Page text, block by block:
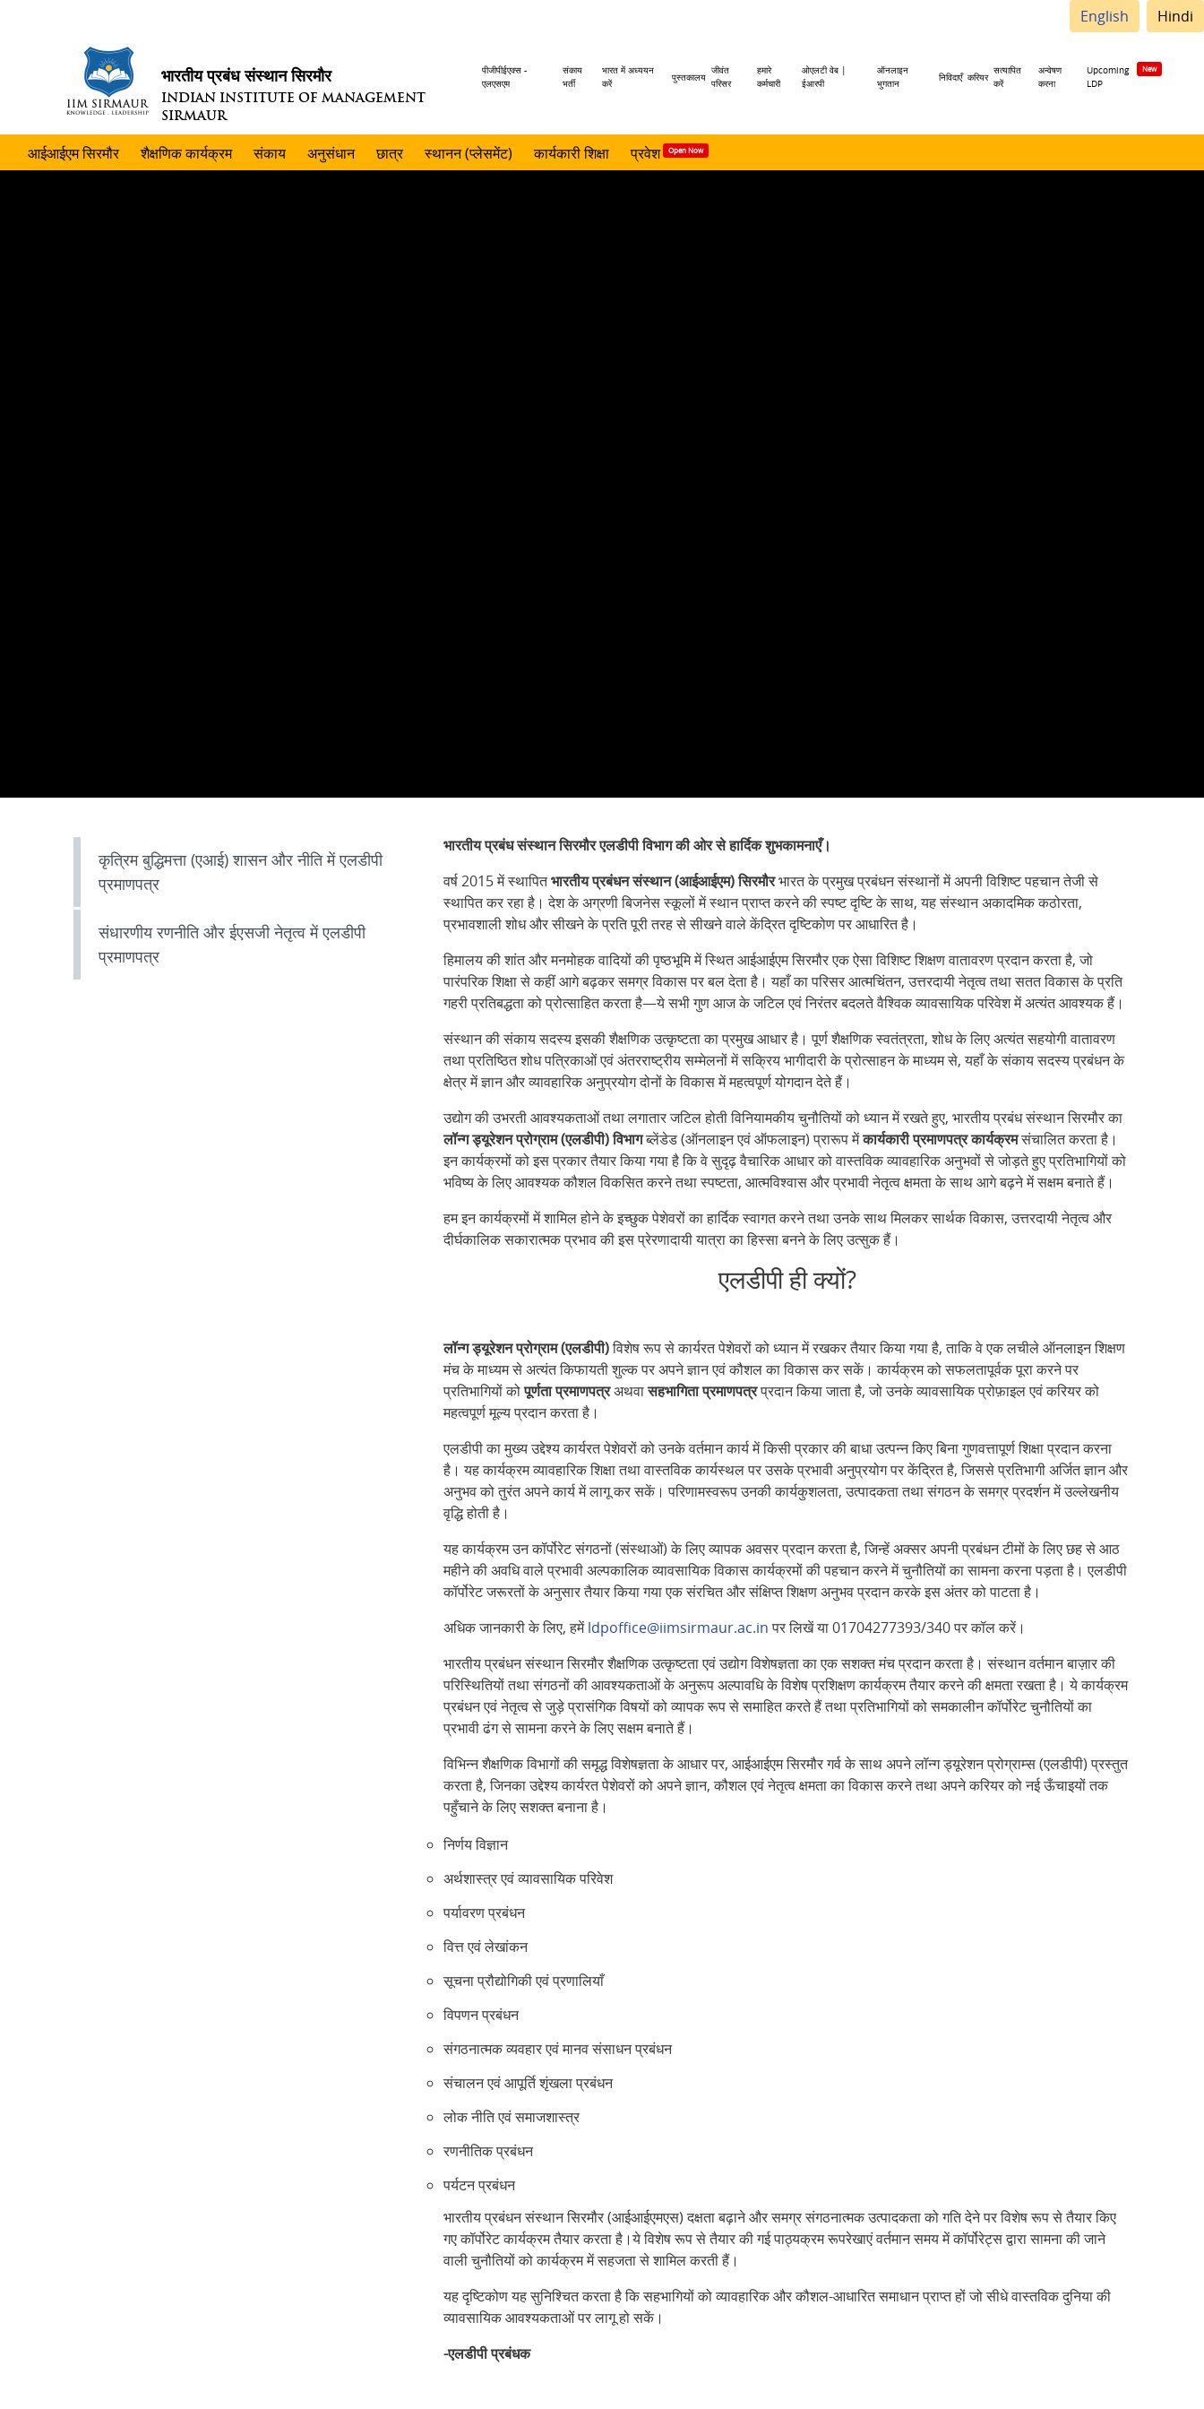
English Hindi
भारतीय प्रबंध संस्थान सिरमौर
INDIAN INSTITUTE OF MANAGEMENT
SIRMAUR
Header
पीजीपीईएक्स -
एलएसएम
संकाय
भर्ती
भारत में अध्ययन
करें
पुस्तकालय
जीवंत
परिसर
हमारे
कर्मचारी
ओएलटी वेब |
ईआरपी
ऑनलाइन
भुगतान
निविदाएँ करियर
सत्यापित
करें
अन्वेषण
करना
Upcoming
LDP
आईआईएम सिरमौर शैक्षणिक कार्यक्रम संकाय अनुसंधान छात्र स्थानन (प्लेसमेंट) कार्यकारी शिक्षा प्रवेश
Left
Menu
LDP
कृत्रिम बुद्धिमत्ता (एआई) शासन और नीति में एलडीपी
प्रमाणपत्र
संधारणीय रणनीति और ईएसजी नेतृत्व में एलडीपी
प्रमाणपत्र
भारतीय प्रबंध संस्थान सिरमौर एलडीपी विभाग की ओर से हार्दिक शुभकामनाएँ।
वर्ष 2015 में स्थापितभारतीय प्रबंधन संस्थान (आईआईएम) सिरमौरभारत के प्रमुख प्रबंधन संस्थानों में अपनी विशिष्ट पहचान तेजी से
स्थापित कर रहा है। देश के अग्रणी बिजनेस स्कूलों में स्थान प्राप्त करने की स्पष्ट दृष्टि के साथ, यह संस्थान अकादमिक कठोरता,
प्रभावशाली शोध और सीखने के प्रति पूरी तरह से सीखने वाले केंद्रित दृष्टिकोण पर आधारित है।
हिमालय की शांत और मनमोहक वादियों की पृष्ठभूमि में स्थित आईआईएम सिरमौर एक ऐसा विशिष्ट शिक्षण वातावरण प्रदान करता है, जो
पारंपरिक शिक्षा से कहीं आगे बढ़कर समग्र विकास पर बल देता है। यहाँ का परिसर आत्मचिंतन, उत्तरदायी नेतृत्व तथा सतत विकास के प्रति
गहरी प्रतिबद्धता को प्रोत्साहित करता है—ये सभी गुण आज के जटिल एवं निरंतर बदलते वैश्विक व्यावसायिक परिवेश में अत्यंत आवश्यक हैं।
संस्थान की संकाय सदस्य इसकी शैक्षणिक उत्कृष्टता का प्रमुख आधार है। पूर्ण शैक्षणिक स्वतंत्रता, शोध के लिए अत्यंत सहयोगी वातावरण
तथा प्रतिष्ठित शोध पत्रिकाओं एवं अंतरराष्ट्रीय सम्मेलनों में सक्रिय भागीदारी के प्रोत्साहन के माध्यम से, यहाँ के संकाय सदस्य प्रबंधन के
क्षेत्र में ज्ञान और व्यावहारिक अनुप्रयोग दोनों के विकास में महत्वपूर्ण योगदान देते हैं।
उद्योग की उभरती आवश्यकताओं तथा लगातार जटिल होती विनियामकीय चुनौतियों को ध्यान में रखते हुए, भारतीय प्रबंध संस्थान सिरमौर का
लॉन्ग ड्यूरेशन प्रोग्राम (एलडीपी) विभागब्लेंडेड (ऑनलाइन एवं ऑफलाइन) प्रारूप मेंकार्यकारी प्रमाणपत्र कार्यक्रमसंचालित करता है।
इन कार्यक्रमों को इस प्रकार तैयार किया गया है कि वे सुदृढ़ वैचारिक आधार को वास्तविक व्यावहारिक अनुभवों से जोड़ते हुए प्रतिभागियों को
भविष्य के लिए आवश्यक कौशल विकसित करने तथा स्पष्टता, आत्मविश्वास और प्रभावी नेतृत्व क्षमता के साथ आगे बढ़ने में सक्षम बनाते हैं।
हम इन कार्यक्रमों में शामिल होने के इच्छुक पेशेवरों का हार्दिक स्वागत करने तथा उनके साथ मिलकर सार्थक विकास, उत्तरदायी नेतृत्व और
दीर्घकालिक सकारात्मक प्रभाव की इस प्रेरणादायी यात्रा का हिस्सा बनने के लिए उत्सुक हैं।
एलडीपी ही क्यों?
लॉन्ग ड्यूरेशन प्रोग्राम (एलडीपी)विशेष रूप से कार्यरत पेशेवरों को ध्यान में रखकर तैयार किया गया है, ताकि वे एक लचीले ऑनलाइन शिक्षण
मंच के माध्यम से अत्यंत किफायती शुल्क पर अपने ज्ञान एवं कौशल का विकास कर सकें। कार्यक्रम को सफलतापूर्वक पूरा करने पर
प्रतिभागियों कोपूर्णता प्रमाणपत्रअथवासहभागिता प्रमाणपत्रप्रदान किया जाता है, जो उनके व्यावसायिक प्रोफ़ाइल एवं करियर को
महत्वपूर्ण मूल्य प्रदान करता है।
एलडीपी का मुख्य उद्देश्य कार्यरत पेशेवरों को उनके वर्तमान कार्य में किसी प्रकार की बाधा उत्पन्न किए बिना गुणवत्तापूर्ण शिक्षा प्रदान करना
है। यह कार्यक्रम व्यावहारिक शिक्षा तथा वास्तविक कार्यस्थल पर उसके प्रभावी अनुप्रयोग पर केंद्रित है, जिससे प्रतिभागी अर्जित ज्ञान और
अनुभव को तुरंत अपने कार्य में लागू कर सकें। परिणामस्वरूप उनकी कार्यकुशलता, उत्पादकता तथा संगठन के समग्र प्रदर्शन में उल्लेखनीय
वृद्धि होती है।
यह कार्यक्रम उन कॉर्पोरेट संगठनों (संस्थाओं) के लिए व्यापक अवसर प्रदान करता है, जिन्हें अक्सर अपनी प्रबंधन टीमों के लिए छह से आठ
महीने की अवधि वाले प्रभावी अल्पकालिक व्यावसायिक विकास कार्यक्रमों की पहचान करने में चुनौतियों का सामना करना पड़ता है। एलडीपी
कॉर्पोरेट जरूरतों के अनुसार तैयार किया गया एक संरचित और संक्षिप्त शिक्षण अनुभव प्रदान करके इस अंतर को पाटता है।
अधिक जानकारी के लिए, हमेंldpoffice@iimsirmaur.ac.inपर लिखें या 01704277393/340 पर कॉल करें।
भारतीय प्रबंधन संस्थान सिरमौर शैक्षणिक उत्कृष्टता एवं उद्योग विशेषज्ञता का एक सशक्त मंच प्रदान करता है। संस्थान वर्तमान बाज़ार की
परिस्थितियों तथा संगठनों की आवश्यकताओं के अनुरूप अल्पावधि के विशेष प्रशिक्षण कार्यक्रम तैयार करने की क्षमता रखता है। ये कार्यक्रम
प्रबंधन एवं नेतृत्व से जुड़े प्रासंगिक विषयों को व्यापक रूप से समाहित करते हैं तथा प्रतिभागियों को समकालीन कॉर्पोरेट चुनौतियों का
प्रभावी ढंग से सामना करने के लिए सक्षम बनाते हैं।
विभिन्न शैक्षणिक विभागों की समृद्ध विशेषज्ञता के आधार पर, आईआईएम सिरमौर गर्व के साथ अपने लॉन्ग ड्यूरेशन प्रोग्राम्स (एलडीपी) प्रस्तुत
करता है, जिनका उद्देश्य कार्यरत पेशेवरों को अपने ज्ञान, कौशल एवं नेतृत्व क्षमता का विकास करने तथा अपने करियर को नई ऊँचाइयों तक
पहुँचाने के लिए सशक्त बनाना है।
निर्णय विज्ञान
अर्थशास्त्र एवं व्यावसायिक परिवेश
पर्यावरण प्रबंधन
वित्त एवं लेखांकन
सूचना प्रौद्योगिकी एवं प्रणालियाँ
विपणन प्रबंधन
संगठनात्मक व्यवहार एवं मानव संसाधन प्रबंधन
संचालन एवं आपूर्ति शृंखला प्रबंधन
लोक नीति एवं समाजशास्त्र
रणनीतिक प्रबंधन
पर्यटन प्रबंधन
भारतीय प्रबंधन संस्थान सिरमौर (आईआईएमएस) दक्षता बढ़ाने और समग्र संगठनात्मक उत्पादकता को गति देने पर विशेष रूप से तैयार किए
गए कॉर्पोरेट कार्यक्रम तैयार करता है।ये विशेष रूप से तैयार की गई पाठ्यक्रम रूपरेखाएं वर्तमान समय में कॉर्पोरेट्स द्वारा सामना की जाने
वाली चुनौतियों को कार्यक्रम में सहजता से शामिल करती हैं।
यह दृष्टिकोण यह सुनिश्चित करता है कि सहभागियों को व्यावहारिक और कौशल-आधारित समाधान प्राप्त हों जो सीधे वास्तविक दुनिया की
व्यावसायिक आवश्यकताओं पर लागू हो सकें।
-एलडीपी प्रबंधक